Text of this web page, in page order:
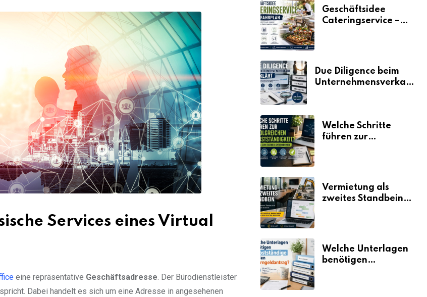
Services eines Virtual
eine repräsentative Geschäftsadresse. Der Bürodienstleister
Dabei handelt es sich um eine Adresse in angesehenen
Geschäftsidee
Cateringservice –
Due Diligence beim
Unternehmensverkauf
Welche Schritte
führen zur
Vermietung als
zweites Standbein:
Umsätze machen
Welche Unterlagen
benötigen